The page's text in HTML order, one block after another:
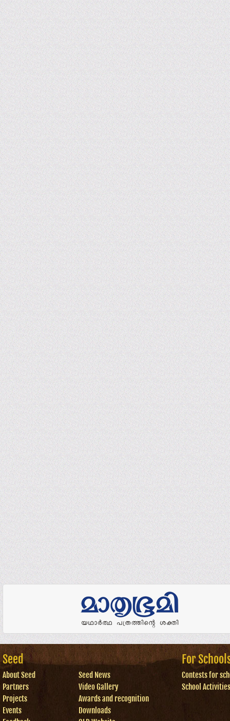
Seed
About Seed
Partners
Projects
Events
Seed News
Video Gallery
Awards and recognition
Downloads
For
Contests for
School Activities